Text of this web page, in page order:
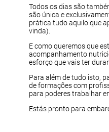
Todos os dias são
são única e
prática tudo aquilo que
vinda).
E como queremos que
acompanhamento
esforço que vais ter
Para além de tudo isto,
de formações com
para poderes trabalhar
Estás pronto para